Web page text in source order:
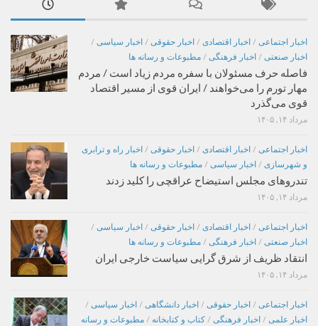
اخبار اجتماعی / اخبار اقتصادی / اخبار حقوقی / اخبار سیاسی /
اخبار صنعتی / اخبار فرهنگی / مطبوعات و رسانه ها
فاصله حرف مسئولان با سفره مردم زیاد است / مردم
مهار تورم را می‌خواهند / ایران قوی از مسیر اقتصاد
قوی می‌گذرد
مرداد ۱۴, ۱۴۰۵
اخبار اجتماعی / اخبار اقتصادی / اخبار حقوقی / اخبار راه و ترابری
و شهرسازی / اخبار سیاسی / مطبوعات و رسانه ها
تندروهای مجلس استیضاح عراقچی را کلید زدند
مرداد ۱۴, ۱۴۰۵
اخبار اجتماعی / اخبار اقتصادی / اخبار حقوقی / اخبار سیاسی /
اخبار صنعتی / اخبار فرهنگی / مطبوعات و رسانه ها
انتقاد ظریف از شرق گرایی سیاست خارجی ایران
مرداد ۱۴, ۱۴۰۵
اخبار اجتماعی / اخبار حقوقی / اخبار دانشگاهی / اخبار سیاسی /
اخبار علمی / اخبار فرهنگی / کتاب و کتابخانه / مطبوعات و رسانه